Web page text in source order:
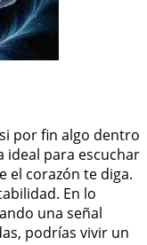
por fin algo dentro
ideal para escuchar
el corazón te diga.
En lo
una señal
podrías vivir un